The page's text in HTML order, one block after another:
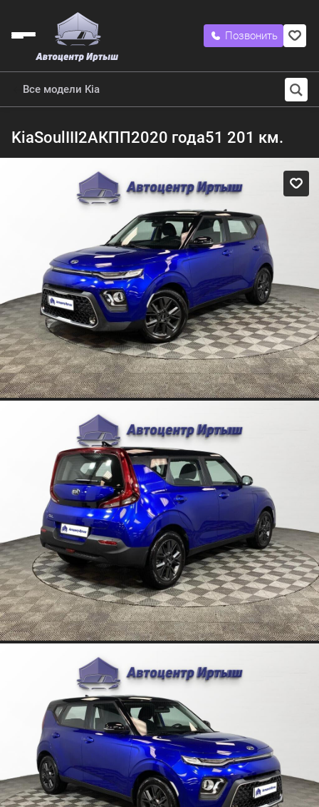
Позвонить
Все модели Kia
KiaSoul III2АКПП2020 года51 201 км.